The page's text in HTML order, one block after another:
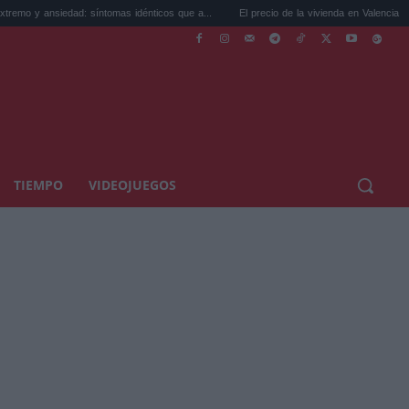
síntomas idénticos que a... El precio de la vivienda en Valencia sube a 3.485 ...
TIEMPO VIDEOJUEGOS